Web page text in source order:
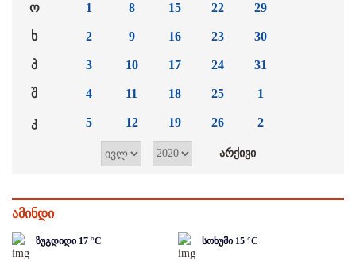
ო
ხ
პ
შ
კ
1
2
3
4
5
8
9
10
11
12
15
16
17
18
19
22
23
24
25
26
29
30
31
1
2
ამინდი
ზუგდიდი 17 °C სოხუმი 15 °C